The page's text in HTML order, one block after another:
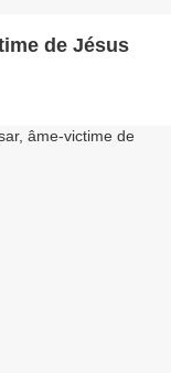
de Jésus